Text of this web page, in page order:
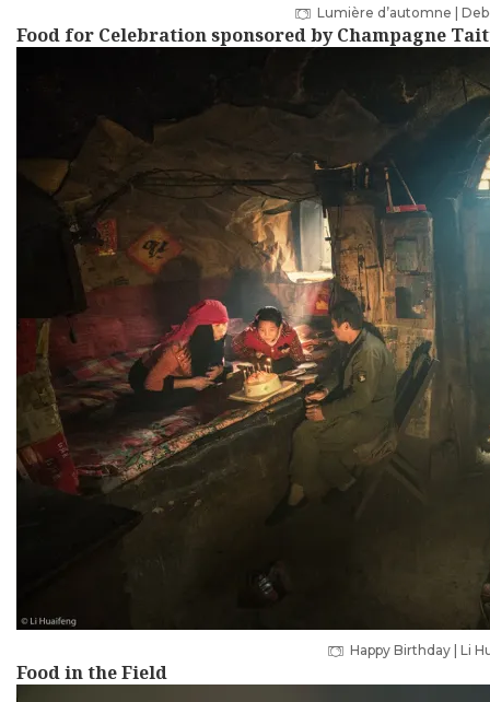
Lumière d’automne |
Food for Celebration sponsored by Champagne
Happy Birthday | Li
Food in the Field